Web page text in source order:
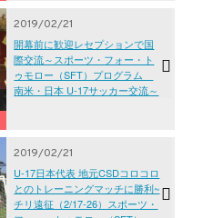
2019/02/21
開幕前に歓迎レセプションで国
際交流～スポーツ・フォー・ト
ゥモロー（SFT）プログラム
南米・日本 U-17サッカー交流～
2019/02/21
U-17日本代表 地元CSDコロコロ
とのトレーニングマッチに勝利~
チリ遠征（2/17-26）スポーツ・